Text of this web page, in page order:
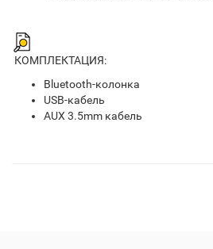
КОМПЛЕКТАЦИЯ:
Bluetooth-колонка
USB-кабель
AUX 3.5mm кабель